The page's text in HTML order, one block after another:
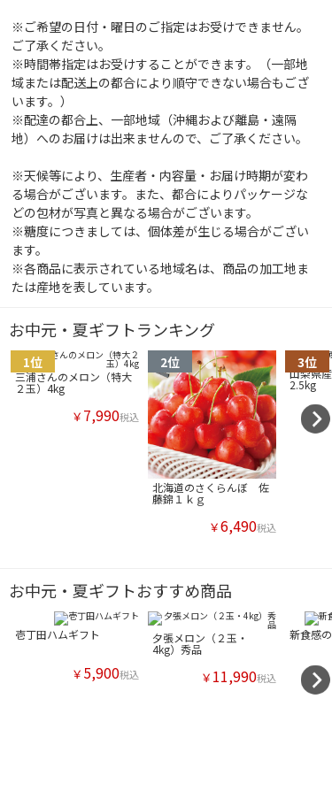
※ご希望の日付・曜日のご指定はお受けできません。
ご了承ください。
※時間帯指定はお受けすることができます。（一部地
域または配送上の都合により順守できない場合もござ
います。）
※配達の都合上、一部地域（沖縄および離島・遠隔
地）へのお届けは出来ませんので、ご了承ください。
※天候等により、生産者・内容量・お届け時期が変わ
る場合がございます。また、都合によりパッケージな
どの包材が写真と異なる場合がございます。
※糖度につきましては、個体差が生じる場合がござい
ます。
※各商品に表示されている地域名は、商品の加工地ま
たは産地を表しています。
お中元・夏ギフトランキング
三浦さんのメロン（特大
２玉）4kg
￥ 7,990税込
北海道のさくらんぼ 佐
藤錦１ｋｇ
￥6,490税込
山梨県
2.5kg
お中元・夏ギフトおすすめ商品
壱丁田ハムギフト
￥ 5,900税込
夕張メロン（２玉・
4kg）秀品
￥ 11,990税込
新食感